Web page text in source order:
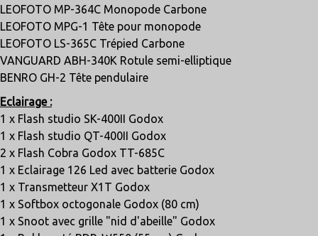
LEOFOTO MP-364C Monopode Carbone
LEOFOTO MPG-1 Tête pour monopode
LEOFOTO LS-365C Trépied Carbone
VANGUARD ABH-340K Rotule semi-elliptique
BENRO GH-2 Tête pendulaire
Eclairage :
1 x Flash studio SK-400II Godox
1 x Flash studio QT-400II Godox
2 x Flash Cobra Godox TT-685C
1 x Eclairage 126 Led avec batterie Godox
1 x Transmetteur X1T Godox
1 x Softbox octogonale Godox (80 cm)
1 x Snoot avec grille "nid d'abeille" Godox